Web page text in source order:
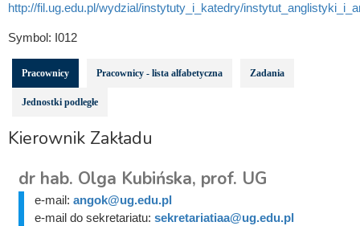
http://fil.ug.edu.pl/wydzial/instytuty_i_katedry/
Symbol: I012
Pracownicy Pracownicy - lista alfabetyczna Zadania
Jednostki podległe
Kierownik Zakładu
dr hab. Olga Kubińska, prof. UG
e-mail: angok@ug.edu.pl
e-mail do sekretariatu: sekretariatiaa@ug.edu.pl